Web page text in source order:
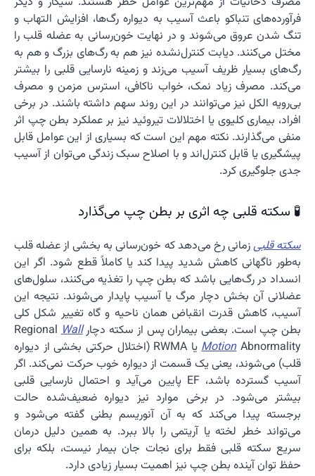
فرآورده‌های تنباکو باعث آسیب به دیواره رگ‌ها، افزایش التهاب و
تنگ شدن عروق می‌شوند و در نهایت خون‌رسانی به عضله قلب را
مختل می‌کنند. دیابت کنترل‌نشده نیز هم به رگ‌های بزرگ و هم به
رگ‌های بسیار ظریف آسیب می‌زند و زمینه نارسایی قلبی را بیشتر
می‌کند. مصرف زیاد نمک، خواب ناکافی، استرس مزمن و مصرف
بی‌رویه الکل نیز می‌توانند در این روند سهم داشته باشند. در برخی
افراد، بیماری کلیوی یا اختلالات تیروئید نیز بر عملکرد بطن چپ اثر
منفی می‌گذارند. نکته مهم این است که بسیاری از این عوامل قابل
پیشگیری یا قابل کنترل‌اند و با اصلاح سبک زندگی می‌توان از آسیب
جدی جلوگیری کرد.
🧪 سکته قلبی چه اثری بر بطن چپ می‌گذارد
سکته قلبیزمانی رخ می‌دهد که خون‌رسانی به بخشی از عضله قلب
به‌طور ناگهانی کاهش شدید پیدا کند یا کاملاً قطع شود. اگر این
انسداد در رگ‌هایی باشد که بطن چپ را تغذیه می‌کنند، سلول‌های
عضلانی آن بخش دچار مرگ یا آسیب پایدار می‌شوند. نتیجه این
آسیب، کاهش قدرت انقباض همان ناحیه و گاه تغییر شکل کلی
بطن چپ است. بعضی بیماران پس از سکته دچار RegionalWall
Motion
Abnormality یا RWMA (اختلال حرکتی بخشی از دیواره
قلب) می‌شوند، یعنی یک قسمت از دیواره خوب حرکت نمی‌کند. اگر
آسیب گسترده باشد، EF پایین می‌آید و احتمال نارسایی قلبی
بیشتر می‌شود. در برخی موارد نیز دیواره ضعیف‌شده حالت
برجسته پیدا می‌کند که به آن آنوریسم بطنی گفته می‌شود و
می‌تواند خطر لخته یا آریتمی را بالا ببرد. به همین دلیل درمان
سریع سکته قلبی فقط برای نجات جان بیمار نیست، بلکه برای
حفظ توان آینده بطن چپ نیز اهمیت بسیار زیادی دارد.